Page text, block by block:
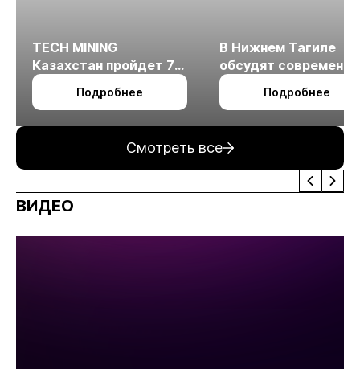
TECH MINING
Казахстан пройдет 7
октября в Алматы
Подробнее
В Нижнем Тагиле
обсудят
технологии
измельчения
Подробнее
Смотреть все
ВИДЕО